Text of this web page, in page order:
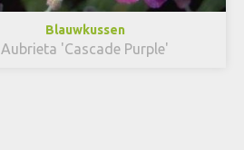
Blauwkussen
Aubrieta 'Cascade Purple'